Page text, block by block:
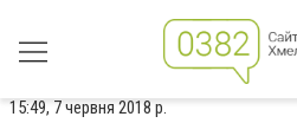
15:49, 7 червня 2018 р.